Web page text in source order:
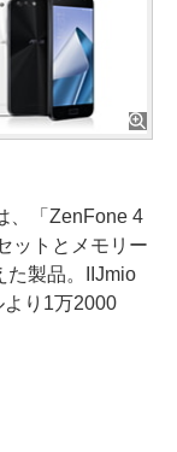
、「ZenFone 4
ットとメモリー
た製品。IIJmio
り1万2000